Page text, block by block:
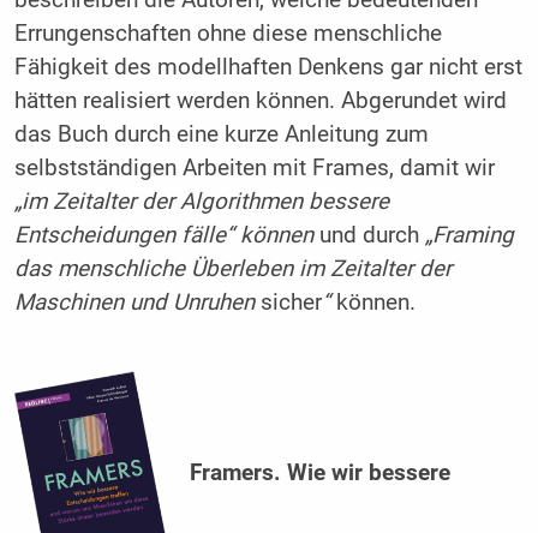
Errungenschaften ohne diese menschliche
Fähigkeit des modellhaften Denkens gar nicht erst
hätten realisiert werden können. Abgerundet wird
das Buch durch eine kurze Anleitung zum
selbstständigen Arbeiten mit Frames, damit wir
„im Zeitalter der Algorithmen bessere
Entscheidungen fälle“ können und durch „Framing
das menschliche Überleben im Zeitalter der
Maschinen und Unruhen sicher“ können.
Framers. Wie wir bessere